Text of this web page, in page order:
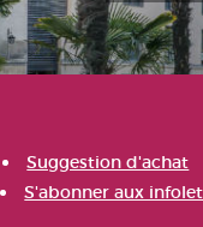
Suggestion d'achat
S'abonner aux